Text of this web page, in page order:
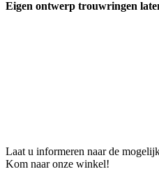
Eigen ontwerp trouwringen
Laat u informeren naar de
Kom naar onze winkel!